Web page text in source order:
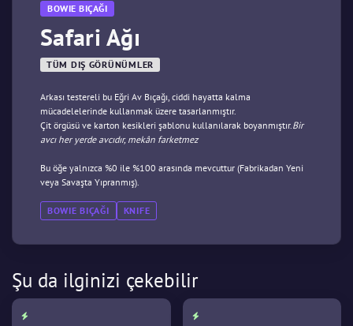
BOWIE BIÇAĞI
Safari Ağı
TÜM DIŞ GÖRÜNÜMLER
Arkası testereli bu Eğri Av Bıçağı, ciddi hayatta kalma
mücadelelerinde kullanmak üzere tasarlanmıştır.
Çit örgüsü ve karton kesikleri şablonu kullanılarak boyanmıştır.Bir
avcı her yerde avcıdır, mekân farketmez
Bu öğe yalnızca %0 ile %100 arasında mevcuttur (Fabrikadan Yeni
veya Savaşta Yıpranmış).
BOWIE BIÇAĞI KNIFE
Şu da ilginizi çekebilir